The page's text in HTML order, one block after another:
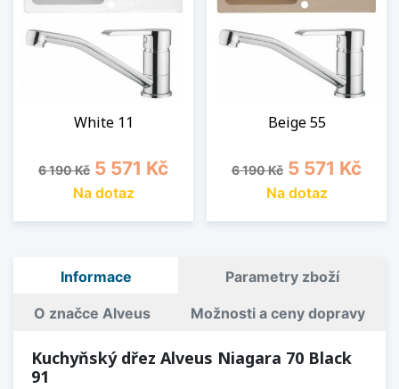
White 11
Běžná cena
6 190 Kč Cena
5 571 Kč
Na dotaz
Beige 55
Běžná cena
6 190 Kč Cena
5 571 Kč
Na dotaz
Informace Parametry zboží
O značce Alveus Možnosti a ceny dopravy
Kuchyňský dřez Alveus Niagara 70 Black
91